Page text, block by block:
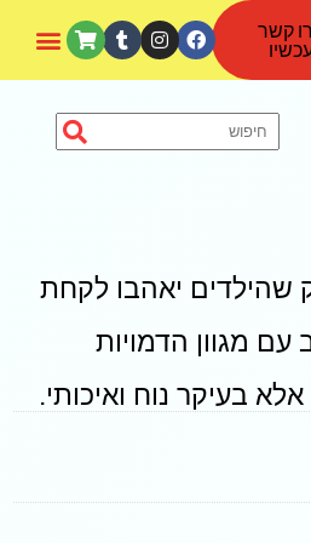
קשר
יאהבו לקחת
עם מגוון הדמויות
בעיקר נוח ואיכותי.